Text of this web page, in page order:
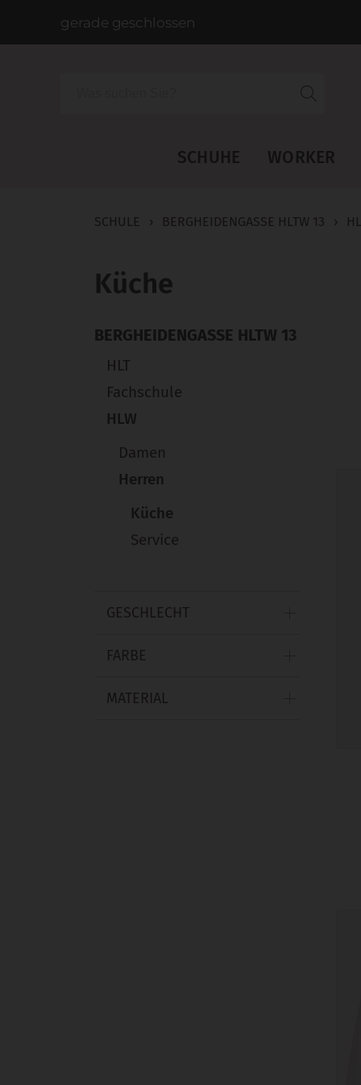
gerade geschlossen
SCHUHE WORKER
SCHULE › BERGHEIDENGASSE HLTW 13 ›
Küche
BERGHEIDENGASSE HLTW 13
HLT
Fachschule
HLW
Damen
Herren
Küche
Service
GESCHLECHT
MATERIAL
FARBE